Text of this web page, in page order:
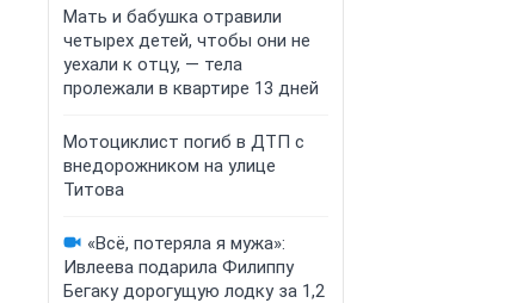
Мать и бабушка отравили
четырех детей, чтобы они не
уехали к отцу, — тела
пролежали в квартире 13 дней
Мотоциклист погиб в ДТП с
внедорожником на улице
Титова
«Всё, потеряла я мужа»:
Ивлеева подарила Филиппу
Бегаку дорогущую лодку за 1,2